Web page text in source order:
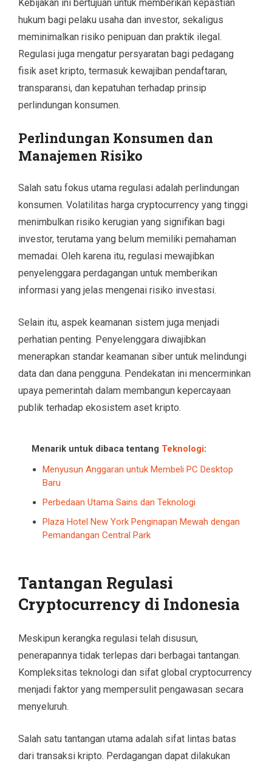
Kebijakan ini bertujuan untuk memberikan kepastian
hukum bagi pelaku usaha dan investor, sekaligus
meminimalkan risiko penipuan dan praktik ilegal.
Regulasi juga mengatur persyaratan bagi pedagang
fisik aset kripto, termasuk kewajiban pendaftaran,
transparansi, dan kepatuhan terhadap prinsip
perlindungan konsumen.
Perlindungan Konsumen dan
Manajemen Risiko
Salah satu fokus utama regulasi adalah perlindungan
konsumen. Volatilitas harga cryptocurrency yang tinggi
menimbulkan risiko kerugian yang signifikan bagi
investor, terutama yang belum memiliki pemahaman
memadai. Oleh karena itu, regulasi mewajibkan
penyelenggara perdagangan untuk memberikan
informasi yang jelas mengenai risiko investasi.
Selain itu, aspek keamanan sistem juga menjadi
perhatian penting. Penyelenggara diwajibkan
menerapkan standar keamanan siber untuk melindungi
data dan dana pengguna. Pendekatan ini mencerminkan
upaya pemerintah dalam membangun kepercayaan
publik terhadap ekosistem aset kripto.
Menarik untuk dibaca tentang Teknologi:
Menyusun Anggaran untuk Membeli PC Desktop
Baru
Perbedaan Utama Sains dan Teknologi
Plaza Hotel New York Penginapan Mewah dengan
Pemandangan Central Park
Tantangan Regulasi
Cryptocurrency di Indonesia
Meskipun kerangka regulasi telah disusun,
penerapannya tidak terlepas dari berbagai tantangan.
Kompleksitas teknologi dan sifat global cryptocurrency
menjadi faktor yang mempersulit pengawasan secara
menyeluruh.
Salah satu tantangan utama adalah sifat lintas batas
dari transaksi kripto. Perdagangan dapat dilakukan